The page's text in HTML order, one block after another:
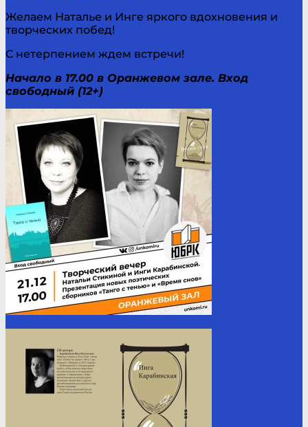
Желаем Наталье и Инге яркого вдохновения и
творческих побед!
С нетерпением ждем встречи!
Начало в 17.00 в Оранжевом зале. Вход
свободный (12+)